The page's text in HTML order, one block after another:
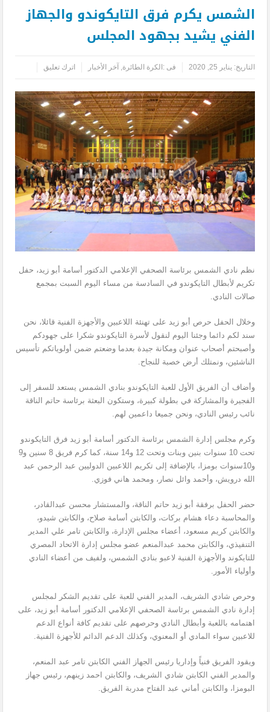
الشمس يكرم فرق التايكوندو والجهاز
الفني يشيد بجهود المجلس
التاريخ:يناير 25, 2020 فى : الكرة الطائرة, آخر الأخبار اترك تعليق
نظم نادي الشمس برئاسة الصحفي الإعلامي الدكتور أسامة أبو زيد، حفل
تكريم لأبطال التايكوندو في السادسة من مساء اليوم السبت بمجمع
صالات النادي.
وخلال الحفل حرص أبو زيد على تهنئة اللاعبين والأجهزة الفنية قائلا، نحن
سند لكم دائما وجئنا اليوم لنقول لأسرة التايكوندو شكرا على جهودكم
وأصبحتم أصحاب عنوان ومكانة جيدة بعدما وضعتم ضمن أولوياتكم تأسيس
الناشئين، ونمتلك أرض خصبة للنجاح.
وأضاف أن الفريق الأول للعبة التايكوندو بنادي الشمس يستعد للسفر إلى
الفجيرة والمشاركة في بطولة كبيرة، وستكون البعثة برئاسة حاتم الناقة
نائب رئيس النادي، ونحن جميعا داعمين لهم.
وكرم مجلس إدارة الشمس برئاسة الدكتور أسامة أبو زيد فرق التايكوندو
تحت 10 سنوات بنين وبنات وتحت 12 و14 سنة، كما كرم فريق 8 سنين و9
و10سنوات بومزا، بالإضافة إلى تكريم اللاعبين الدوليين عبد الرحمن عبد
الله درويش، وأحمد وائل نصار، ومحمد هاني فوزي.
حضر الحفل برفقة أبو زيد حاتم الناقة، والمستشار محسن عبدالقادر،
والمحاسبة دعاء هشام بركات، والكابتن أسامة صلاح، والكابتن شيدو،
والكابتن كريم مسعود، أعضاء مجلس الإدارة، والكابتن تامر علي المدير
التنفيذي، والكابتن محمد عبدالمنعم عضو مجلس إدارة الاتحاد المصري
للتايكوند والأجهزة الفنية لاعبو بنادي الشمس، ولفيف من أعضاء النادي
وأولياء الأمور.
وحرص شادي الشريف، المدير الفني للعبة على تقديم الشكر لمجلس
إدارة نادي الشمس برئاسة الصحفي الإعلامي الدكتور أسامة أبو زيد، على
اهتمامه باللعبة وأبطال النادي وحرصهم على تقديم كافة أنواع الدعم
للاعبين سواء المادي أو المعنوي، وكذلك الدعم الدائم للأجهزة الفنية.
ويقود الفريق فنياً وإداريا رئيس الجهاز الفني الكابتن تامر عبد المنعم،
والمدير الفني الكابتن شادي الشريف، والكابتن احمد زينهم، رئيس جهاز
البومزا، والكابتن أماني عبد الفتاح مدربة الفريق.